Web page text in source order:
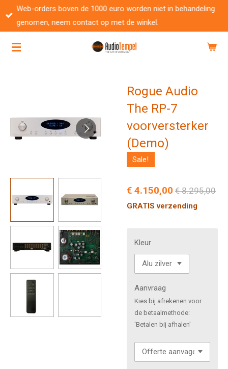
Ga
direct
de
Web-orders boven de 1000 euro worden niet in behandeling
genomen, neem contact op met de winkel.
Rogue Audio
The RP-7
voorversterker
(Demo)
Sale!
€ 4.150,00 € 8.295,00
GRATIS verzending
Kleur
Aanvraag
Kies bij afrekenen voor
de betaalmethode:
'Betalen bij afhalen'